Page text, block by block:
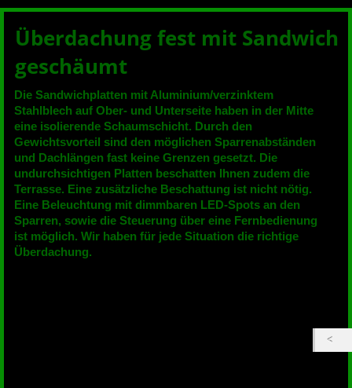
Überdachung fest mit Sandwich
geschäumt
Die Sandwichplatten mit Aluminium/verzinktem
Stahlblech auf Ober- und Unterseite haben in der Mitte
eine isolierende Schaumschicht. Durch den
Gewichtsvorteil sind den möglichen Sparrenabständen
und Dachlängen fast keine Grenzen gesetzt. Die
undurchsichtigen Platten beschatten Ihnen zudem die
Terrasse. Eine zusätzliche Beschattung ist nicht nötig.
Eine Beleuchtung mit dimmbaren LED-Spots an den
Sparren, sowie die Steuerung über eine Fernbedienung
ist möglich. Wir haben für jede Situation die richtige
Überdachung.